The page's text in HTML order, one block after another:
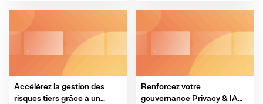
Accélérez la gestion des
risques tiers grâce à un
Renforcez votre
gouvernance Privacy & IA